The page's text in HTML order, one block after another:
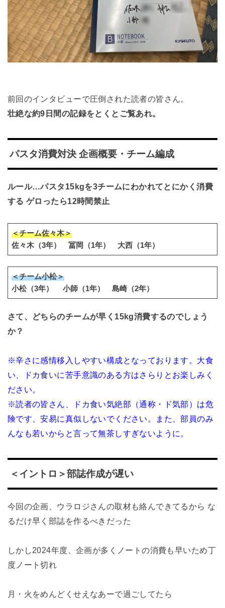
前回のインタビューで圧倒された読者の皆さん。
壮絶な約9日間の記録をとくとご覧あれ。
パスタ消費対決 企画概要・チーム編成
ルール…パスタ15kgを3チームにわかれてとにかく消費
する ゲロったら12時間禁止
＜チーム佐々木＞
佐々木（3年） 冨岡（1年） 大西（1年）
＜チーム小松＞
小松（3年） 小師（1年） 島崎（2年）
さて、どちらのチームが早く15kg消費するのでしょう
か？
※辛さに感情移入しやすい構成となっております。大食
い、ドカ食いに苦手意識のある方はさらりとお楽しみく
ださい。
※読者の皆さん、ドカ食い気絶部（通称・ド気部）は危
険です、安易に真似しないでください。また、部員のみ
んなも若いからと言って無茶しすぎないように。
＜イントロ＞部誌作成が遅い
今回の企画、ウラロジさんの取材も絡んできてるから な
るだけ早く部誌を作るべきだった
しかし2024年度、企画が多くノートの消費も早いため丁
度ノート切れ
月・火をめんどくせえなあーで過ごしてたら